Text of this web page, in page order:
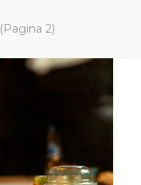
(Pagina 2)